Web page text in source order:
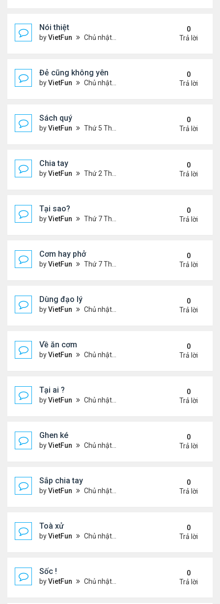
Nói thiệt
byVietFun Chủ nhật Tháng 12 12, 2021 11:06 pm
0
Trả lời
Đẻ cũng không yên
byVietFun Chủ nhật Tháng 12 12, 2021 10:54 pm
0
Trả lời
Sách quý
byVietFun Thứ 5 Tháng 12 09, 2021 11:54 am
0
Trả lời
Chia tay
byVietFun Thứ 2 Tháng 12 06, 2021 1:07 pm
0
Trả lời
Tại sao?
byVietFun Thứ 7 Tháng 12 04, 2021 11:07 pm
0
Trả lời
Cơm hay phở
byVietFun Thứ 7 Tháng 11 20, 2021 8:07 pm
0
Trả lời
Dùng đạo lý
byVietFun Chủ nhật Tháng 11 14, 2021 9:35 pm
0
Trả lời
Về ăn cơm
byVietFun Chủ nhật Tháng 11 14, 2021 9:34 pm
0
Trả lời
Tại ai ?
byVietFun Chủ nhật Tháng 11 14, 2021 9:21 pm
0
Trả lời
Ghen ké
byVietFun Chủ nhật Tháng 11 14, 2021 9:11 pm
0
Trả lời
Sắp chia tay
byVietFun Chủ nhật Tháng 11 14, 2021 9:09 pm
0
Trả lời
Toà xử
byVietFun Chủ nhật Tháng 11 14, 2021 9:06 pm
0
Trả lời
Sốc !
byVietFun Chủ nhật Tháng 11 14, 2021 9:05 pm
0
Trả lời